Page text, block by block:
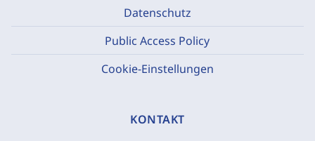
Datenschutz
Public Access Policy
Cookie-Einstellungen
KONTAKT